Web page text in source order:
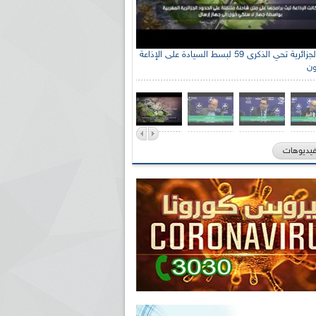
الإذاعة الجزائرية تحي الذكرى 59 لبسط السيادة على الإذاعة